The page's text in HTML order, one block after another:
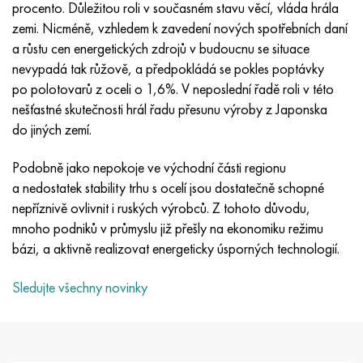
procento. Důležitou roli v současném stavu věcí, vláda hrála
zemi. Nicméně, vzhledem k zavedení nových spotřebních daní
a růstu cen energetických zdrojů v budoucnu se situace
nevypadá tak růžově, a předpokládá se pokles poptávky
po polotovarů z oceli o 1,6%. V neposlední řadě roli v této
nešťastné skutečnosti hrál řadu přesunu výroby z Japonska
do jiných zemí.
Podobně jako nepokoje ve východní části regionu
a nedostatek stability trhu s ocelí jsou dostatečně schopné
nepříznivě ovlivnit i ruských výrobců. Z tohoto důvodu,
mnoho podniků v průmyslu již přešly na ekonomiku režimu
bázi, a aktivně realizovat energeticky úsporných technologií.
Sledujte všechny novinky
Inotherm
incotest
Jette M152
Kobalt 6B
maraging 250
René 41
Maraging 300
Maraging 350
47ND
47НХР
49 KF
49K2F, 49K2FA-VI
Slitina 50N
Slitina 50NP
50 NHS
Slitina 52N
HN62VMYUT
HN62MVKYU
HN63 MB
XN65VM
KhN65VMTYu
KhN67MVTYu
KhN68VKTYU
KhN68VMTYUK-vd
VT-35
PT-1M
PT-3V
PT-7M
2B
SPT-2 sv
AT3
3M
1.4466 - AISI 310MoLn
Slitina Al6xn
15-7Ph® - 1,4532
PH 13-8 Po - 1,4534
1,4542 - 17-4Ph®
Custom 455® - 1.4543 - uns s45500
1,4545 - 15-5Ph®
1,4548 - 17-4Ph®
10X17H13M3T
10X18N18Yu4D
11X11N2V2MF
12Х18Н9Т
13X11N2V2MF
15x11mf
15x12vnmf
15H12H2MVFAB
2,0872, CuNi10Fe1Mn, Cw352h
Silikonový hliníkový bronz
CW301G, C64200
křemíkový bronz
C65500, CuAl11Fe3
C65620, CuSi3Fe2Zn3
C65100, CuSi 1,5
Cín-olověný bronz
Červená mosaz
C84400, CuSn2ZnPb
C83600, CuSn5ZnPb
45G2, 45g2, AISI 1144
Legovaná konstrukční ocel
10g2, 10g2, AISI 1513
12X2H4A, 15NiCr13, 1,5752
AC14, 11SMnPb30
20G, 20mn5
20XH3A, AISI 4320, 20hn3a
20HM, 24CrMo5, 20hm
Р6М5, 1.3343, hs6-5-2, sw7m
Р6М5К5, 1,3243, hs6-5-2-5
R6M5F3, 1,3344, hs6-5-3
Р9М4К8,1,3207
R12F3, 1,3318, sw12
P18, 1,3355, hs18-0-1, sw18
Uhlíková ocel
У10,1.1645, C105W1